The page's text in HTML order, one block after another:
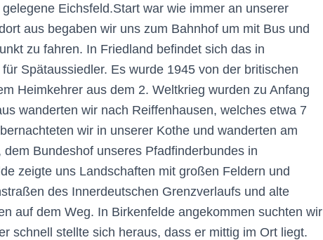
Eichsfeld.Start war wie immer an unserer
aus begaben wir uns zum Bahnhof um mit Bus und
zu fahren. In Friedland befindet sich das in
Spätaussiedler. Es wurde 1945 von der britischen
Heimkehrer aus dem 2. Weltkrieg wurden zu Anfang
wanderten wir nach Reiffenhausen, welches etwa 7
wir in unserer Kothe und wanderten am
Bundeshof unseres Pfadfinderbundes in
zeigte uns Landschaften mit großen Feldern und
des Innerdeutschen Grenzverlaufs und alte
auf dem Weg. In Birkenfelde angekommen suchten wir
schnell stellte sich heraus, dass er mittig im Ort liegt.